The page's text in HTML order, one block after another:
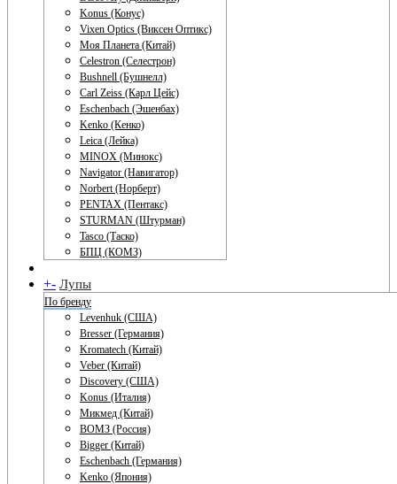
Konus (Конус)
Vixen Optics (Виксен Оптикс)
Моя Планета (Китай)
Celestron (Селестрон)
Bushnell (Бушнелл)
Carl Zeiss (Карл Цейс)
Eschenbach (Эшенбах)
Kenko (Кенко)
Leica (Лейка)
MINOX (Минокс)
Navigator (Навигатор)
Norbert (Норберт)
PENTAX (Пентакс)
STURMAN (Штурман)
Tasco (Таско)
БПЦ (КОМЗ)
+- Лупы
По бренду
Levenhuk (США)
Bresser (Германия)
Kromatech (Китай)
Veber (Китай)
Discovery (США)
Konus (Италия)
Микмед (Китай)
ВОМЗ (Россия)
Bigger (Китай)
Eschenbach (Германия)
Kenko (Япония)